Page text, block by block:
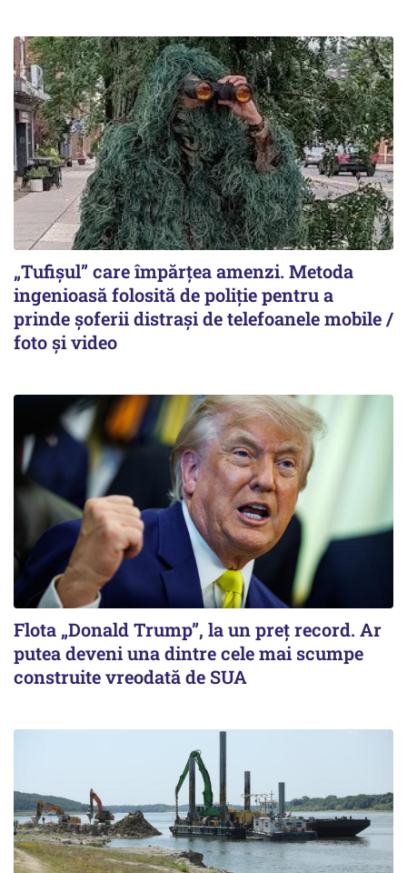
„Tufișul” care împărțea amenzi. Metoda
ingenioasă folosită de poliție pentru a
prinde șoferii distrași de telefoanele mobile /
foto și video
Flota „Donald Trump”, la un preț record. Ar
putea deveni una dintre cele mai scumpe
construite vreodată de SUA